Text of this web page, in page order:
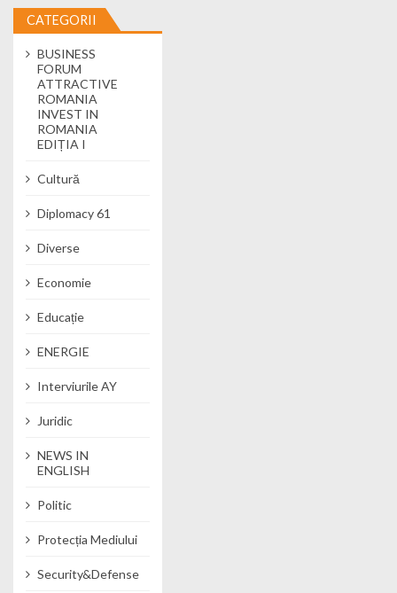
CATEGORII
BUSINESS
FORUM
ATTRACTIVE
ROMANIA
INVEST IN
ROMANIA
EDIȚIA I
Cultură
Diplomacy 61
Diverse
Economie
Educație
ENERGIE
Interviurile AY
Juridic
NEWS IN
ENGLISH
Politic
Protecția Mediului
Security&Defense